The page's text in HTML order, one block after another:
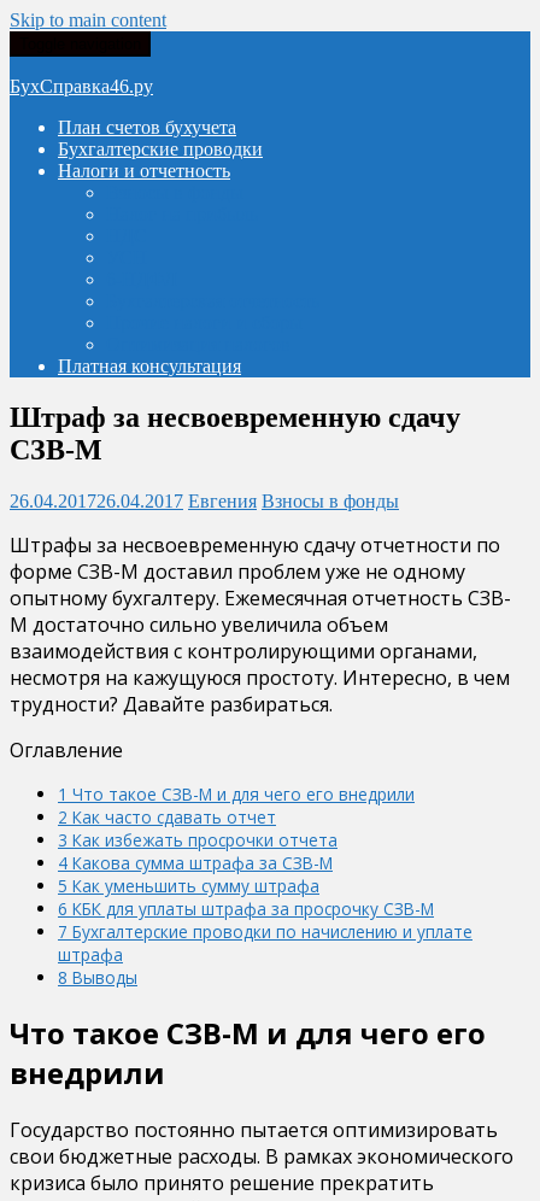
Skip to main content
БухСправка46.ру
План счетов бухучета
Бухгалтерские проводки
Налоги и отчетность
Платная консультация
Штраф за несвоевременную сдачу
СЗВ-М
26.04.201726.04.2017 Евгения Взносы в фонды
Штрафы за несвоевременную сдачу отчетности по
форме СЗВ-М доставил проблем уже не одному
опытному бухгалтеру. Ежемесячная отчетность СЗВ-
М достаточно сильно увеличила объем
взаимодействия с контролирующими органами,
несмотря на кажущуюся простоту. Интересно, в чем
трудности? Давайте разбираться.
Оглавление
1 Что такое СЗВ-М и для чего его внедрили
2 Как часто сдавать отчет
3 Как избежать просрочки отчета
4 Какова сумма штрафа за СЗВ-М
5 Как уменьшить сумму штрафа
6 КБК для уплаты штрафа за просрочку СЗВ-М
7 Бухгалтерские проводки по начислению и уплате
штрафа
8 Выводы
Что такое СЗВ-М и для чего его
внедрили
Государство постоянно пытается оптимизировать
свои бюджетные расходы. В рамках экономического
кризиса было принято решение прекратить